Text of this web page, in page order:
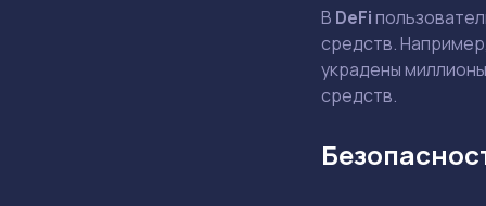
В DeFi
средств.
украдены
средств.